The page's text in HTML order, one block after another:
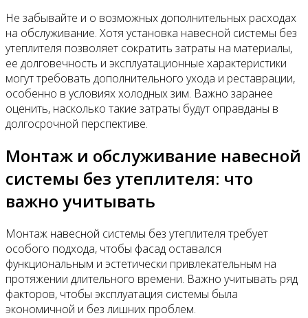
Не забывайте и о возможных дополнительных расходах
на обслуживание. Хотя установка навесной системы без
утеплителя позволяет сократить затраты на материалы,
ее долговечность и эксплуатационные характеристики
могут требовать дополнительного ухода и реставрации,
особенно в условиях холодных зим. Важно заранее
оценить, насколько такие затраты будут оправданы в
долгосрочной перспективе.
Монтаж и обслуживание навесной
системы без утеплителя: что
важно учитывать
Монтаж навесной системы без утеплителя требует
особого подхода, чтобы фасад оставался
функциональным и эстетически привлекательным на
протяжении длительного времени. Важно учитывать ряд
факторов, чтобы эксплуатация системы была
экономичной и без лишних проблем.